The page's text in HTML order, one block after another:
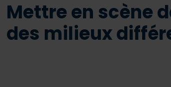
Mettre en scène
des milieux